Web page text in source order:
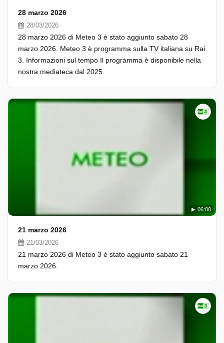
28 marzo 2026
28/03/2026
28 marzo 2026 di Meteo 3 è stato aggiunto sabato 28
marzo 2026. Meteo 3 è programma sulla TV italiana su Rai
3. Informazioni sul tempo Il programma è disponibile nella
nostra mediateca dal 2025.
06:00
21 marzo 2026
21/03/2026
21 marzo 2026 di Meteo 3 è stato aggiunto sabato 21
marzo 2026.